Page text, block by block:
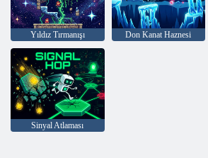
Yıldız Tırmanışı Don Kanat Haznesi
Sinyal Atlaması